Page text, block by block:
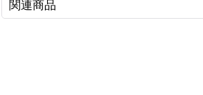
関連商品